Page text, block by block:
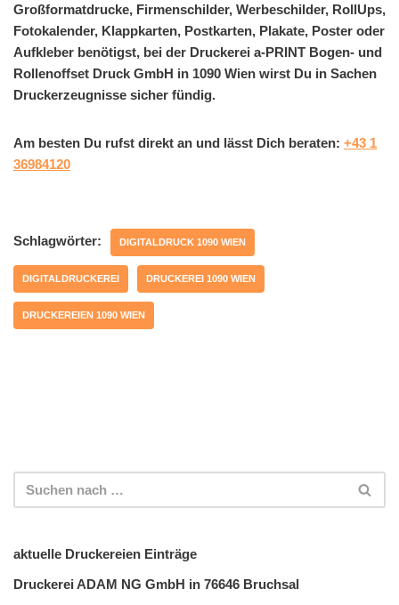
Großformatdrucke, Firmenschilder, Werbeschilder, RollUps,
Fotokalender, Klappkarten, Postkarten, Plakate, Poster oder
Aufkleber benötigst, bei der Druckerei a-PRINT Bogen- und
Rollenoffset Druck GmbH in 1090 Wien wirst Du in Sachen
Druckerzeugnisse sicher fündig.
Am besten Du rufst direkt an und lässt Dich beraten: +43 1
36984120
Schlagwörter: DIGITALDRUCK 1090 WIEN
DIGITALDRUCKEREI DRUCKEREI 1090 WIEN
DRUCKEREIEN 1090 WIEN
aktuelle Druckereien Einträge
Druckerei ADAM NG GmbH in 76646 Bruchsal